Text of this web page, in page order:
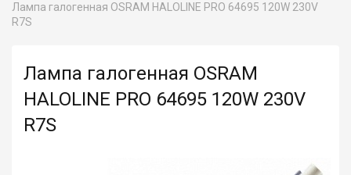
Лампа галогенная OSRAM HALOLINE PRO 64695 120W 230V
R7S
Лампа галогенная OSRAM
HALOLINE PRO 64695 120W 230V
R7S